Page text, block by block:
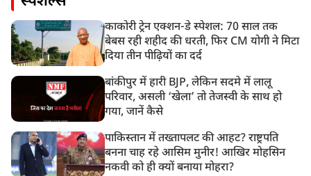
काकोरी ट्रेन एक्शन-डे स्पेशल: 70 साल तक
बेबस रही शहीद की धरती, फिर CM योगी ने मिटा
दिया तीन पीढ़ियों का दर्द
बांकीपुर में हारी BJP, लेकिन सदमे में लालू
परिवार, असली ‘खेला’ तो तेजस्वी के साथ हो
गया, जानें कैसे
पाकिस्तान में तख्तापलट की आहट? राष्ट्रपति
बनना चाह रहे आसिम मुनीर! आखिर मोहसिन
नकवी को ही क्यों बनाया मोहरा?